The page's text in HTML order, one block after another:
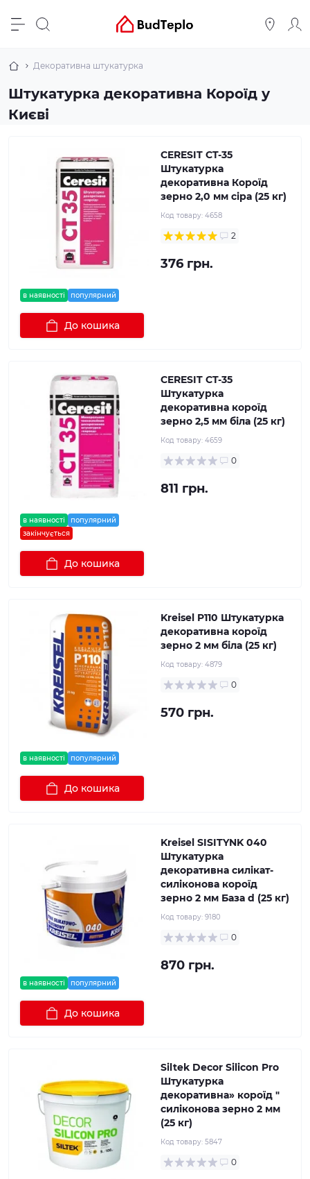
Декоративна штукатурка
Штукатурка декоративна Короїд у
Києві
в наявності популярний
CERESIT CT-35
Штукатурка
декоративна Короїд
зерно 2,0 мм сіра (25 кг)
Код товару: 4658
2
376 грн.
До кошика
в наявності
популярний
закінчується
CERESIT CT-35
Штукатурка
декоративна короїд
зерно 2,5 мм біла (25 кг)
Код товару: 4659
0
811 грн.
До кошика
в наявності популярний
Kreisel P110 Штукатурка
декоративна короїд
зерно 2 мм біла (25 кг)
Код товару: 4879
0
570 грн.
До кошика
в наявності популярний
Kreisel SISITYNK 040
Штукатурка
декоративна силікат-
силіконова короїд
зерно 2 мм База d (25 кг)
Код товару: 9180
0
870 грн.
До кошика
Siltek Dеcor Silicon Pro
Штукатурка
декоративна» короїд "
силіконова зерно 2 мм
(25 кг)
Код товару: 5847
0